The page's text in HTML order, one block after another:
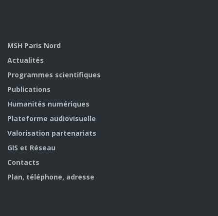
MSH Paris Nord
Actualités
Programmes scientifiques
Publications
Humanités numériques
Plateforme audiovisuelle
Valorisation partenariats
GIS et Réseau
Contacts
Plan, téléphone, adresse